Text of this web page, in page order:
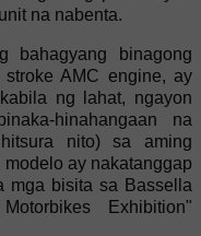
na nabenta.
bahagyang binagong
AMC engine, ay
ng lahat, ngayon
hinahangaan na
nito) sa aming
ay nakatanggap
mga bisita sa Bassella
Exhibition"